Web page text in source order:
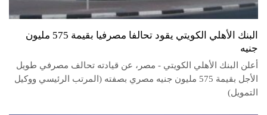
البنك الأهلي الكويتي يقود تحالفا مصرفيا بقيمة 575 مليون
جنيه
أعلن البنك الأهلي الكويتي - مصر، عن قيادته تحالف مصرفي طويل
الأجل بقيمة 575 مليون جنيه مصري بصفته (المرتب الرئيسي ووكيل
التمويل)